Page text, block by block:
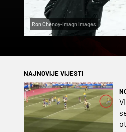
Ron Chenoy-Imagn Images
NAJNOVIJE VIJESTI